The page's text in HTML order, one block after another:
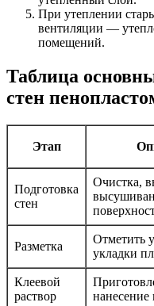
При утеплении
вентиляции —
помещений.
Таблица
стен
Этап
Подготовка
стен
Очистка,
Разметка
Отметить
укладки
Клеевой
раствор